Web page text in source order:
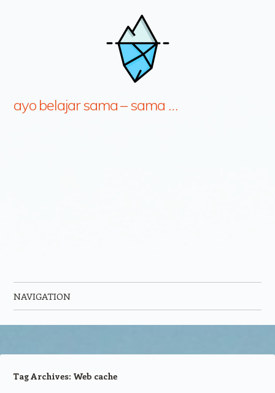
ayo belajar sama – sama …
NAVIGATION
Tag Archives: Web cache